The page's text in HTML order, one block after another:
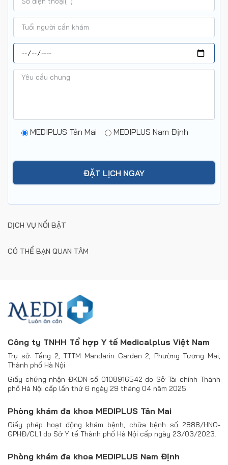
MEDIPLUS Tân Mai MEDIPLUS Nam Định
DỊCH VỤ NỔI BẬT
CÓ THỂ BẠN QUAN TÂM
Công ty TNHH Tổ hợp Y tế Medicalplus Việt Nam
Trụ sở: Tầng 2, TTTM Mandarin Garden 2, Phường Tương Mai,
Thành phố Hà Nội
Giấy chứng nhận ĐKDN số 0108916542 do Sở Tài chính Thành
phố Hà Nội cấp lần thứ 6 ngày 29 tháng 04 năm 2025.
Phòng khám đa khoa MEDIPLUS Tân Mai
Giấy phép hoạt động khám bệnh, chữa bệnh số 2888/HNO-
GPHĐ/CL1 do Sở Y tế Thành phố Hà Nội cấp ngày 23/03/2023.
Phòng khám đa khoa MEDIPLUS Nam Định